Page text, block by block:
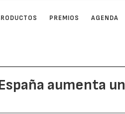
PREMIOS AGENDA
aumenta un